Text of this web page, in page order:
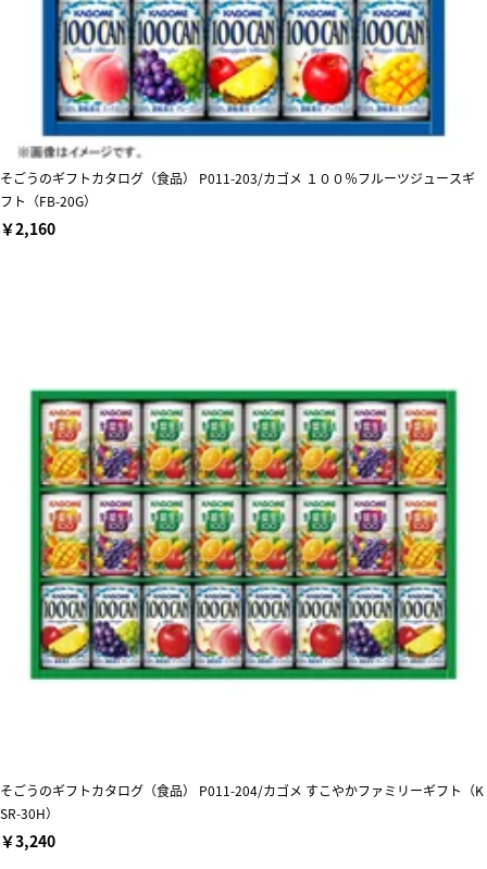
そごうのギフトカタログ（食品） P011-203/カゴメ １００％フルーツジュースギ
フト（FB-20G）
￥2,160
そごうのギフトカタログ（食品） P011-204/カゴメ すこやかファミリーギフト（K
SR-30H）
￥3,240